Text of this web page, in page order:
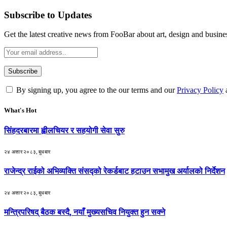
Subscribe to Updates
Get the latest creative news from FooBar about art, design and
By signing up, you agree to the our terms and ourPrivacy Policy
What's Hot
सिंहदरबारमा ह्वीलचियर र सहयोगी सेवा सुरु
२४ असार २०८३, बुधबार
राजेन्द्र राईको अभिव्यक्ति संसद्को रेकर्डबाट हटाउन सभामुख अर्यालको निर्देशन
२४ असार २०८३, बुधबार
मन्त्रिपरिषद् बैठक बस्दै, नयाँ मुख्यसचिव नियुक्त हुन सक्ने